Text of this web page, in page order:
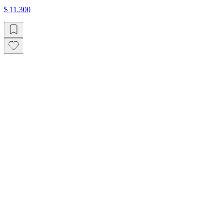
$ 11.300